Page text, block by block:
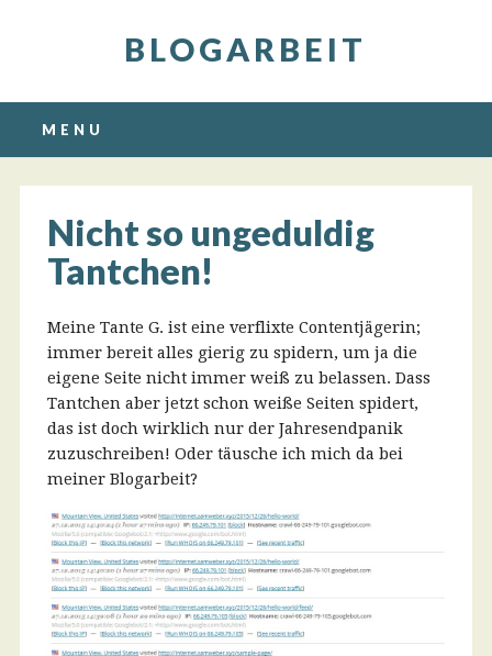
BLOGARBEIT
Main menu
MENU
Nicht so ungeduldig
Tantchen!
Meine Tante G. ist eine verflixte Contentjägerin;
immer bereit alles gierig zu spidern, um ja die
eigene Seite nicht immer weiß zu belassen. Dass
Tantchen aber jetzt schon weiße Seiten spidert,
das ist doch wirklich nur der Jahresendpanik
zuzuschreiben! Oder täusche ich mich da bei
meiner Blogarbeit?